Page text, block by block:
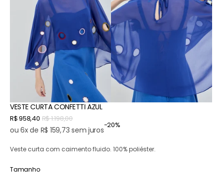
Abrir
mídia
na
galeria
Abrir
mídia
VESTE CURTA CONFETTI AZUL
Preço
normal
R$ 1.198,00
promocional
R$ 958,40
ou 6x de R$ 159,73 sem juros
-20%
Veste curta com caimento fluido. 100% poliéster.
Tamanho